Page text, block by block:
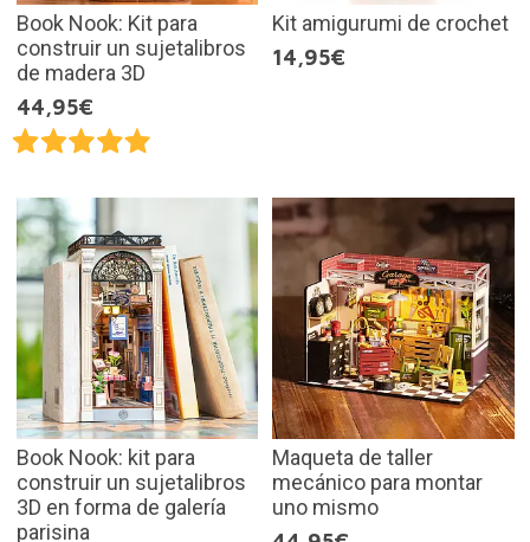
Book Nook: Kit para
construir un sujetalibros
de madera 3D
44,95€
Kit amigurumi de crochet
14,95€
Book Nook: kit para
construir un sujetalibros
3D en forma de galería
parisina
Maqueta de taller
mecánico para montar
uno mismo